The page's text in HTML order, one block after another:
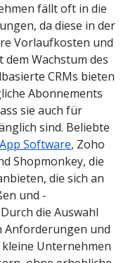
fällt oft in die
da diese in der
Vorlaufkosten und
Wachstum des
CRMs bieten
Abonnements
sie auch für
sind. Beliebte
Software, Zoho
Shopmonkey, die
die sich an
und -
die Auswahl
Anforderungen und
Unternehmen